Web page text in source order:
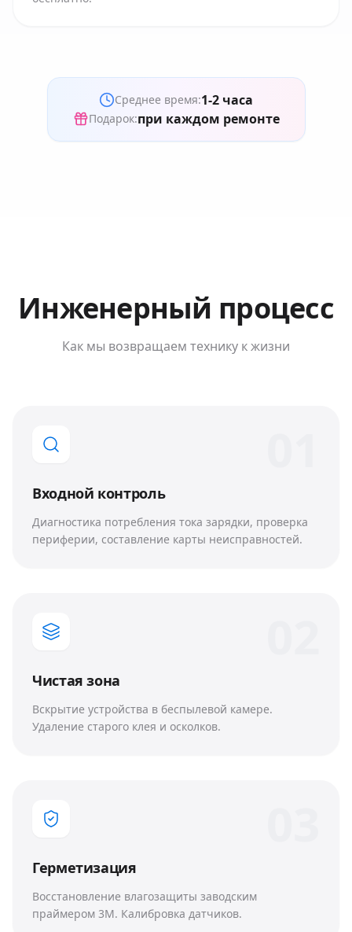
Среднее время:1-2 часа
Подарок:при каждом ремонте
Инженерный процесс
Как мы возвращаем технику к жизни
Входной контроль
Диагностика потребления тока зарядки, проверка
периферии, составление карты неисправностей.
Чистая зона
Вскрытие устройства в беспылевой камере.
Удаление старого клея и осколков.
Герметизация
Восстановление влагозащиты заводским
праймером 3M. Калибровка датчиков.